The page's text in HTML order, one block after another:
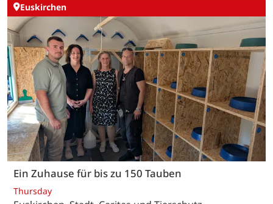
Euskirchen
Ein Zuhause für bis zu 150 Tauben
Thursday